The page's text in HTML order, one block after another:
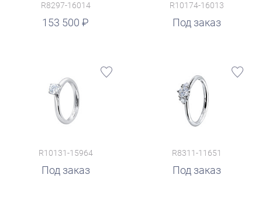
R8297-16014
153 500
R10174-16013
Под заказ
R10131-15964
Под заказ
R8311-11651
Под заказ